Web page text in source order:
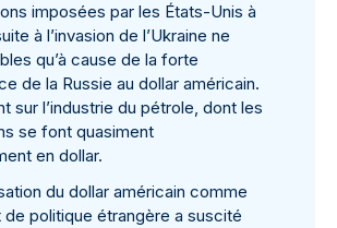
imposées par les États-Unis à
à l’invasion de l’Ukraine ne
qu’à cause de la forte
de la Russie au dollar américain.
sur l’industrie du pétrole, dont les
se font quasiment
en dollar.
du dollar américain comme
de politique étrangère a suscité